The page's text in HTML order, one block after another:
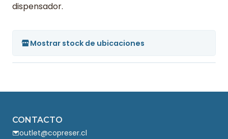
dispensador.
Mostrar stock de ubicaciones
CONTACTO
outlet@copreser.cl